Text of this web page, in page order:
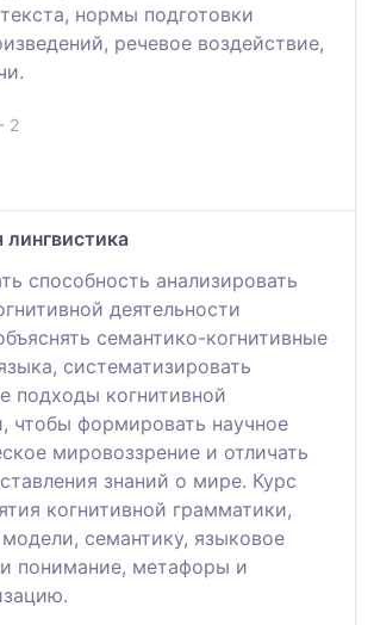
нормы подготовки
речевое воздействие,
2
лингвистика
способность анализировать
деятельности
семантико-когнитивные
систематизировать
подходы когнитивной
чтобы формировать научное
мировоззрение и отличать
знаний о мире. Курс
когнитивной грамматики,
семантику, языковое
понимание, метафоры и